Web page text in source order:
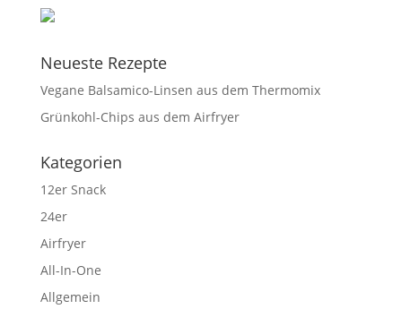
Neueste Rezepte
Vegane Balsamico-Linsen aus dem Thermomix
Grünkohl-Chips aus dem Airfryer
Kategorien
12er Snack
24er
Airfryer
All-In-One
Allgemein